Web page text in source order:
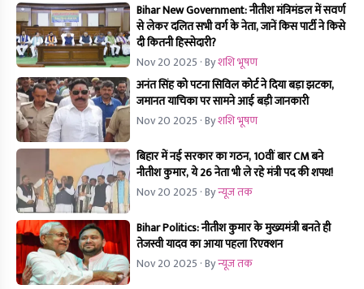
Bihar New Government: नीतीश मंत्रिमंडल में सवर्ण
से लेकर दलित सभी वर्ग के नेता, जानें किस पार्टी ने किसे
दी कितनी हिस्सेदारी?
Nov 20 2025 · Byशशि भूषण
अनंत सिंह को पटना सिविल कोर्ट ने दिया बड़ा झटका,
जमानत याचिका पर सामने आई बड़ी जानकारी
Nov 20 2025 · Byशशि भूषण
बिहार में नई सरकार का गठन, 10वीं बार CM बने
नीतीश कुमार, ये 26 नेता भी ले रहे मंत्री पद की शपथ!
Nov 20 2025 · Byन्यूज तक
Bihar Politics: नीतीश कुमार के मुख्यमंत्री बनते ही
तेजस्वी यादव का आया पहला रिएक्शन
Nov 20 2025 · Byन्यूज तक